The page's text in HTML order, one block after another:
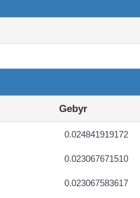
Gebyr
0.024841919172
0.023067671510
0.023067583617